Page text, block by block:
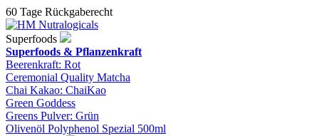
60 Tage Rückgaberecht
Superfoods
Superfoods & Pflanzenkraft
Beerenkraft: Rot
Ceremonial Quality Matcha
Chai Kakao: ChaiKao
Green Goddess
Greens Pulver: Grün
Olivenöl Polyphenol Spezial 500ml